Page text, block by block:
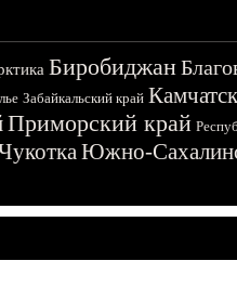
Биробиджан
Забайкальский край
Приморский край
Южно-